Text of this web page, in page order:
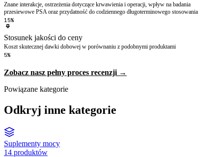
Znane interakcje, ostrzeżenia dotyczące krwawienia i operacji, wpływ na badania
przesiewowe PSA oraz przydatność do codziennego długoterminowego stosowania
15%
Stosunek jakości do ceny
Koszt skutecznej dawki dobowej w porównaniu z podobnymi produktami
5%
Zobacz nasz pełny proces recenzji →
Powiązane kategorie
Odkryj inne kategorie
Suplementy mocy
14 produktów